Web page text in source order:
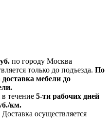
по городу Москва
только до подъезда. По
мебели до
в течение 5-ти рабочих дней
км.
Доставка осуществляется